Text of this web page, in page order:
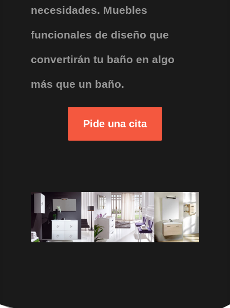
necesidades. Muebles
funcionales de diseño que
convertirán tu baño en algo
más que un baño.
Pide una cita